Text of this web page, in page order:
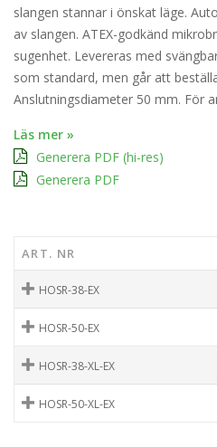
slangen stannar i önskat läge.
av slangen. ATEX-godkänd
sugenhet. Levereras med
som standard, men går att
Anslutningsdiameter 50 mm. För
Läs mer »
Generera PDF (hi-res)
Generera PDF
ART. NR
HOSR-38-EX
HOSR-50-EX
HOSR-38-XL-EX
HOSR-50-XL-EX